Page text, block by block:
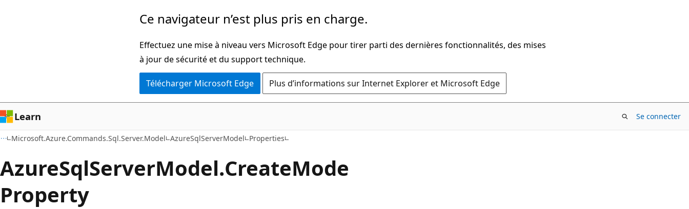
page
Ce navigateur n’est plus pris en charge.
Effectuez une mise à niveau vers Microsoft Edge pour tirer parti des dernières fonctionnalités, des mises
à jour de sécurité et du support technique.
Télécharger Microsoft Edge Plus d’informations sur Internet Explorer et Microsoft Edge
Learn Se connecter
Microsoft.Azure.Commands.Sql.Server.Model AzureSqlServerModel Properties
AzureSqlServerModel.CreateMode
Property